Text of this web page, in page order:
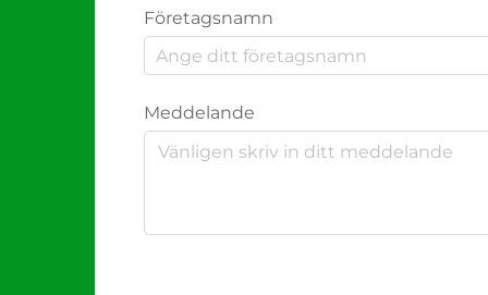
Företagsnamn
Meddelande